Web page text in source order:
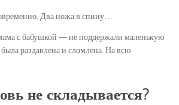
Два ножа в спину…
с бабушкой — не поддержали маленькую
раздавлена и сломлена. На всю
не складывается?